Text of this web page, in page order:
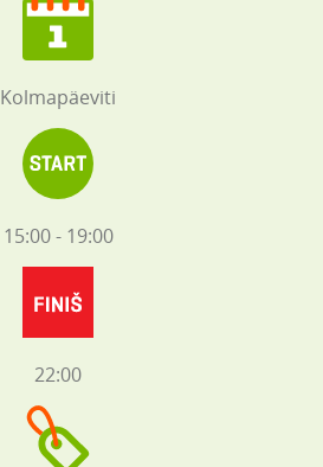
Kolmapäeviti
15:00 - 19:00
22:00